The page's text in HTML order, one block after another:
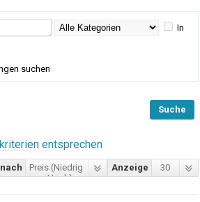
In
suchen
entsprechen
Anzeige 30
Preis (Niedrig
> Hoch)